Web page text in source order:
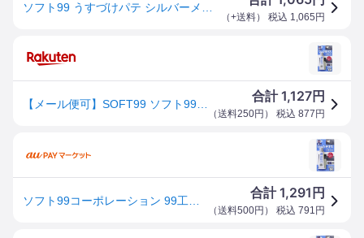
（+送料） 税込 1,065 円
合計1,127円
（送料250円 ） 税込 877 円
合計1,291 円
（送料500円 ） 税込 791 円